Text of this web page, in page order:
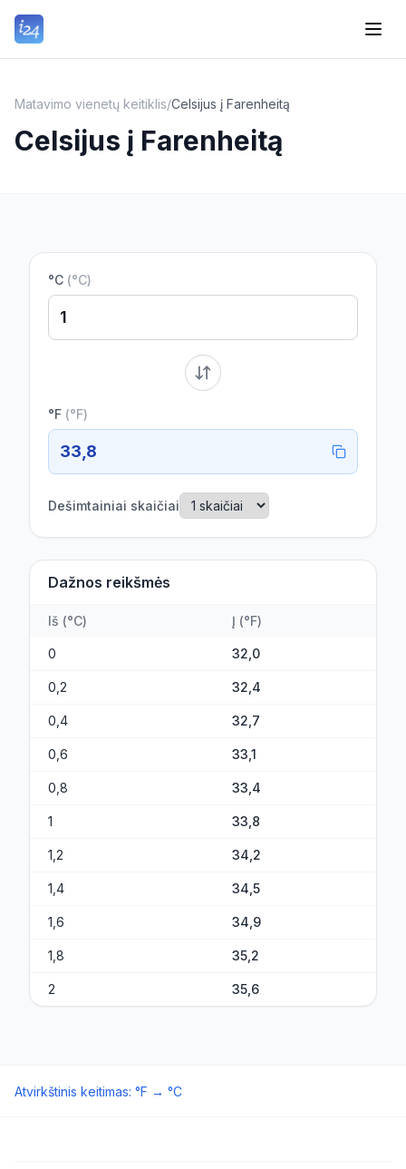
Matavimo vienetų keitiklis/Celsijus į Farenheitą
Celsijus į Farenheitą
°C (°C)
°F (°F)
33,8
Dešimtainiai skaičiai
Dažnos reikšmės
Iš (°C) Į (°F)
0 32,0
0,2 32,4
0,4 32,7
0,6 33,1
0,8 33,4
1 33,8
1,2 34,2
1,4 34,5
1,6 34,9
1,8 35,2
2 35,6
Atvirkštinis keitimas: °F → °C